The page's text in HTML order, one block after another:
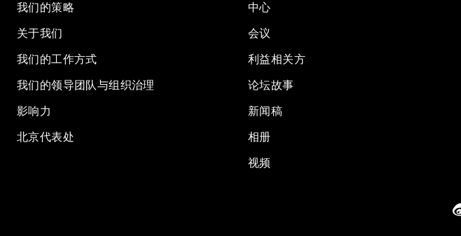
我们的策略
关于我们
我们的工作方式
我们的领导团队与组织治理
影响力
北京代表处
中心
会议
利益相关方
论坛故事
新闻稿
相册
视频